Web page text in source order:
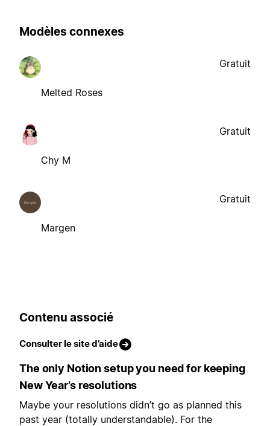
Modèles connexes
Melted Roses
Gratuit
Chy M
Gratuit
Margen
Gratuit
Contenu associé
Consulter le site d’aide
The only Notion setup you need for keeping
New Year’s resolutions
Maybe your resolutions didn’t go as planned this
past year (totally understandable). For the